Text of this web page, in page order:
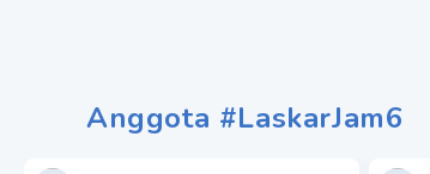
Anggota #LaskarJam6